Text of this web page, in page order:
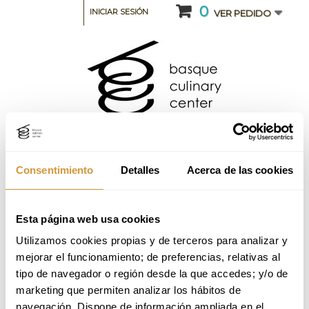
Consentimiento Detalles Acerca de las cookies
Esta página web usa cookies
Utilizamos cookies propias y de terceros para analizar y
mejorar el funcionamiento; de preferencias, relativas al
tipo de navegador o región desde la que accedes; y/o de
marketing que permiten analizar los hábitos de
navegación. Dispone de información ampliada en el
0 VER PEDIDO
INICIAR SESIÓN
CATEGORIA: CURSOS INTENSIVOS Y SEMINARIOS
Curso intensivo de Las Verduras_3ª
Edición_2025 (Online)
Volver a Oferta Formativa